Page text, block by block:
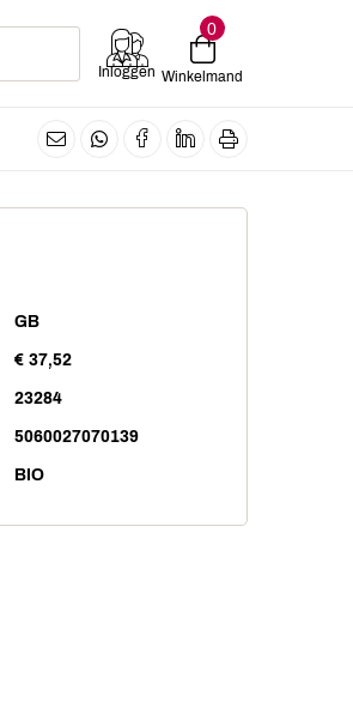
Inloggen
0
Winkelmand
GB
€ 37,52
23284
5060027070139
BIO